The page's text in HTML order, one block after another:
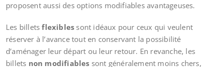
proposent aussi des options modifiables avantageuses.
Les billetsflexibles sont idéaux pour ceux qui veulent
réserver à l’avance tout en conservant la possibilité
d’aménager leur départ ou leur retour. En revanche, les
billets non modifiables sont généralement moins chers,